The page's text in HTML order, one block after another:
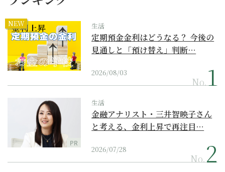
NEW 生活
定期預金金利はどうなる？ 今後の
見通しと「預け替え」判断…
2026/08/03
No.
PR
生活
金融アナリスト・三井智映子さん
と考える、金利上昇で再注目…
2026/07/28
No.